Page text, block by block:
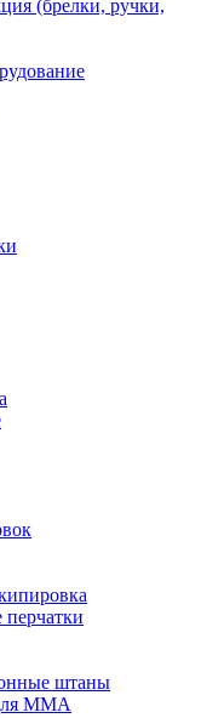
(брелки, ручки,
перчатки
штаны
ММА